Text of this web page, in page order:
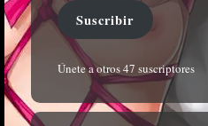
Suscribir
Únete a otros 47 suscriptores